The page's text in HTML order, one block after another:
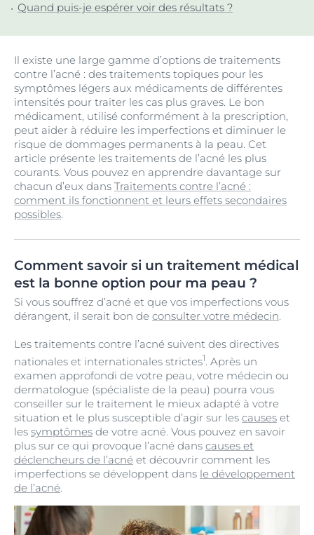
Quand puis-je espérer voir des résultats ?
Il existe une large gamme d’options de traitements
contre l’acné : des traitements topiques pour les
symptômes légers aux médicaments de différentes
intensités pour traiter les cas plus graves. Le bon
médicament, utilisé conformément à la prescription,
peut aider à réduire les imperfections et diminuer le
risque de dommages permanents à la peau. Cet
article présente les traitements de l’acné les plus
courants. Vous pouvez en apprendre davantage sur
chacun d’eux dans Traitements contre l’acné :
comment ils fonctionnent et leurs effets secondaires
possibles.
Comment savoir si un traitement médical
est la bonne option pour ma peau ?
Si vous souffrez d’acné et que vos imperfections vous
dérangent, il serait bon de consulter votre médecin.
Les traitements contre l’acné suivent des directives
nationales et internationales strictes1. Après un
examen approfondi de votre peau, votre médecin ou
dermatologue (spécialiste de la peau) pourra vous
conseiller sur le traitement le mieux adapté à votre
situation et le plus susceptible d’agir sur les causes et
les symptômes de votre acné. Vous pouvez en savoir
plus sur ce qui provoque l’acné dans causes et
déclencheurs de l’acné et découvrir comment les
imperfections se développent dans le développement
de l’acné.